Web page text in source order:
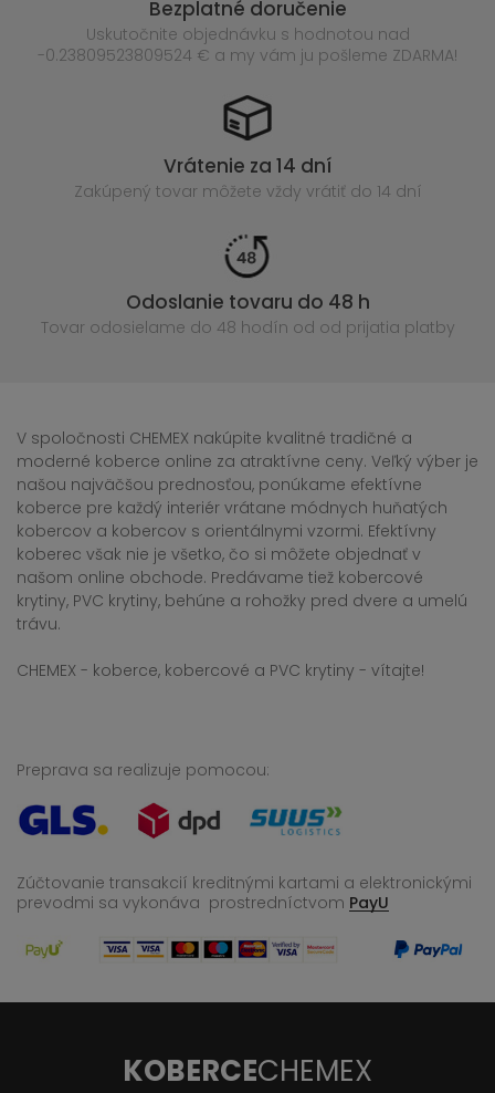
Bezplatné doručenie
Uskutočnite objednávku s hodnotou nad
-0.23809523809524 € a my vám ju pošleme ZDARMA!
Vrátenie za 14 dní
Zakúpený tovar môžete vždy vrátiť do 14 dní
Odoslanie tovaru do 48 h
Tovar odosielame do 48 hodín od od prijatia platby
V spoločnosti CHEMEX nakúpite kvalitné tradičné a
moderné koberce online za atraktívne ceny. Veľký výber je
našou najväčšou prednosťou, ponúkame efektívne
koberce pre každý interiér vrátane módnych huňatých
kobercov a kobercov s orientálnymi vzormi. Efektívny
koberec však nie je všetko, čo si môžete objednať v
našom online obchode. Predávame tiež kobercové
krytiny, PVC krytiny, behúne a rohožky pred dvere a umelú
trávu.
CHEMEX - koberce, kobercové a PVC krytiny - vítajte!
Preprava sa realizuje pomocou:
Zúčtovanie transakcií kreditnými kartami a elektronickými
prevodmi sa vykonáva prostredníctvom PayU
KOBERCECHEMEX